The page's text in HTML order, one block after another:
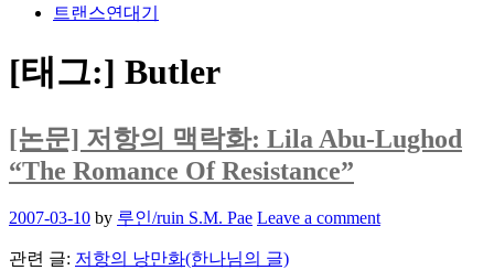
트랜스연대기
[태그:] Butler
[논문] 저항의 맥락화: Lila Abu-Lughod
“The Romance Of Resistance”
Posted
2007-03-10 by 루인/ruin S.M. Pae Leave a comment
관련 글: 저항의 낭만화(한나님의 글)